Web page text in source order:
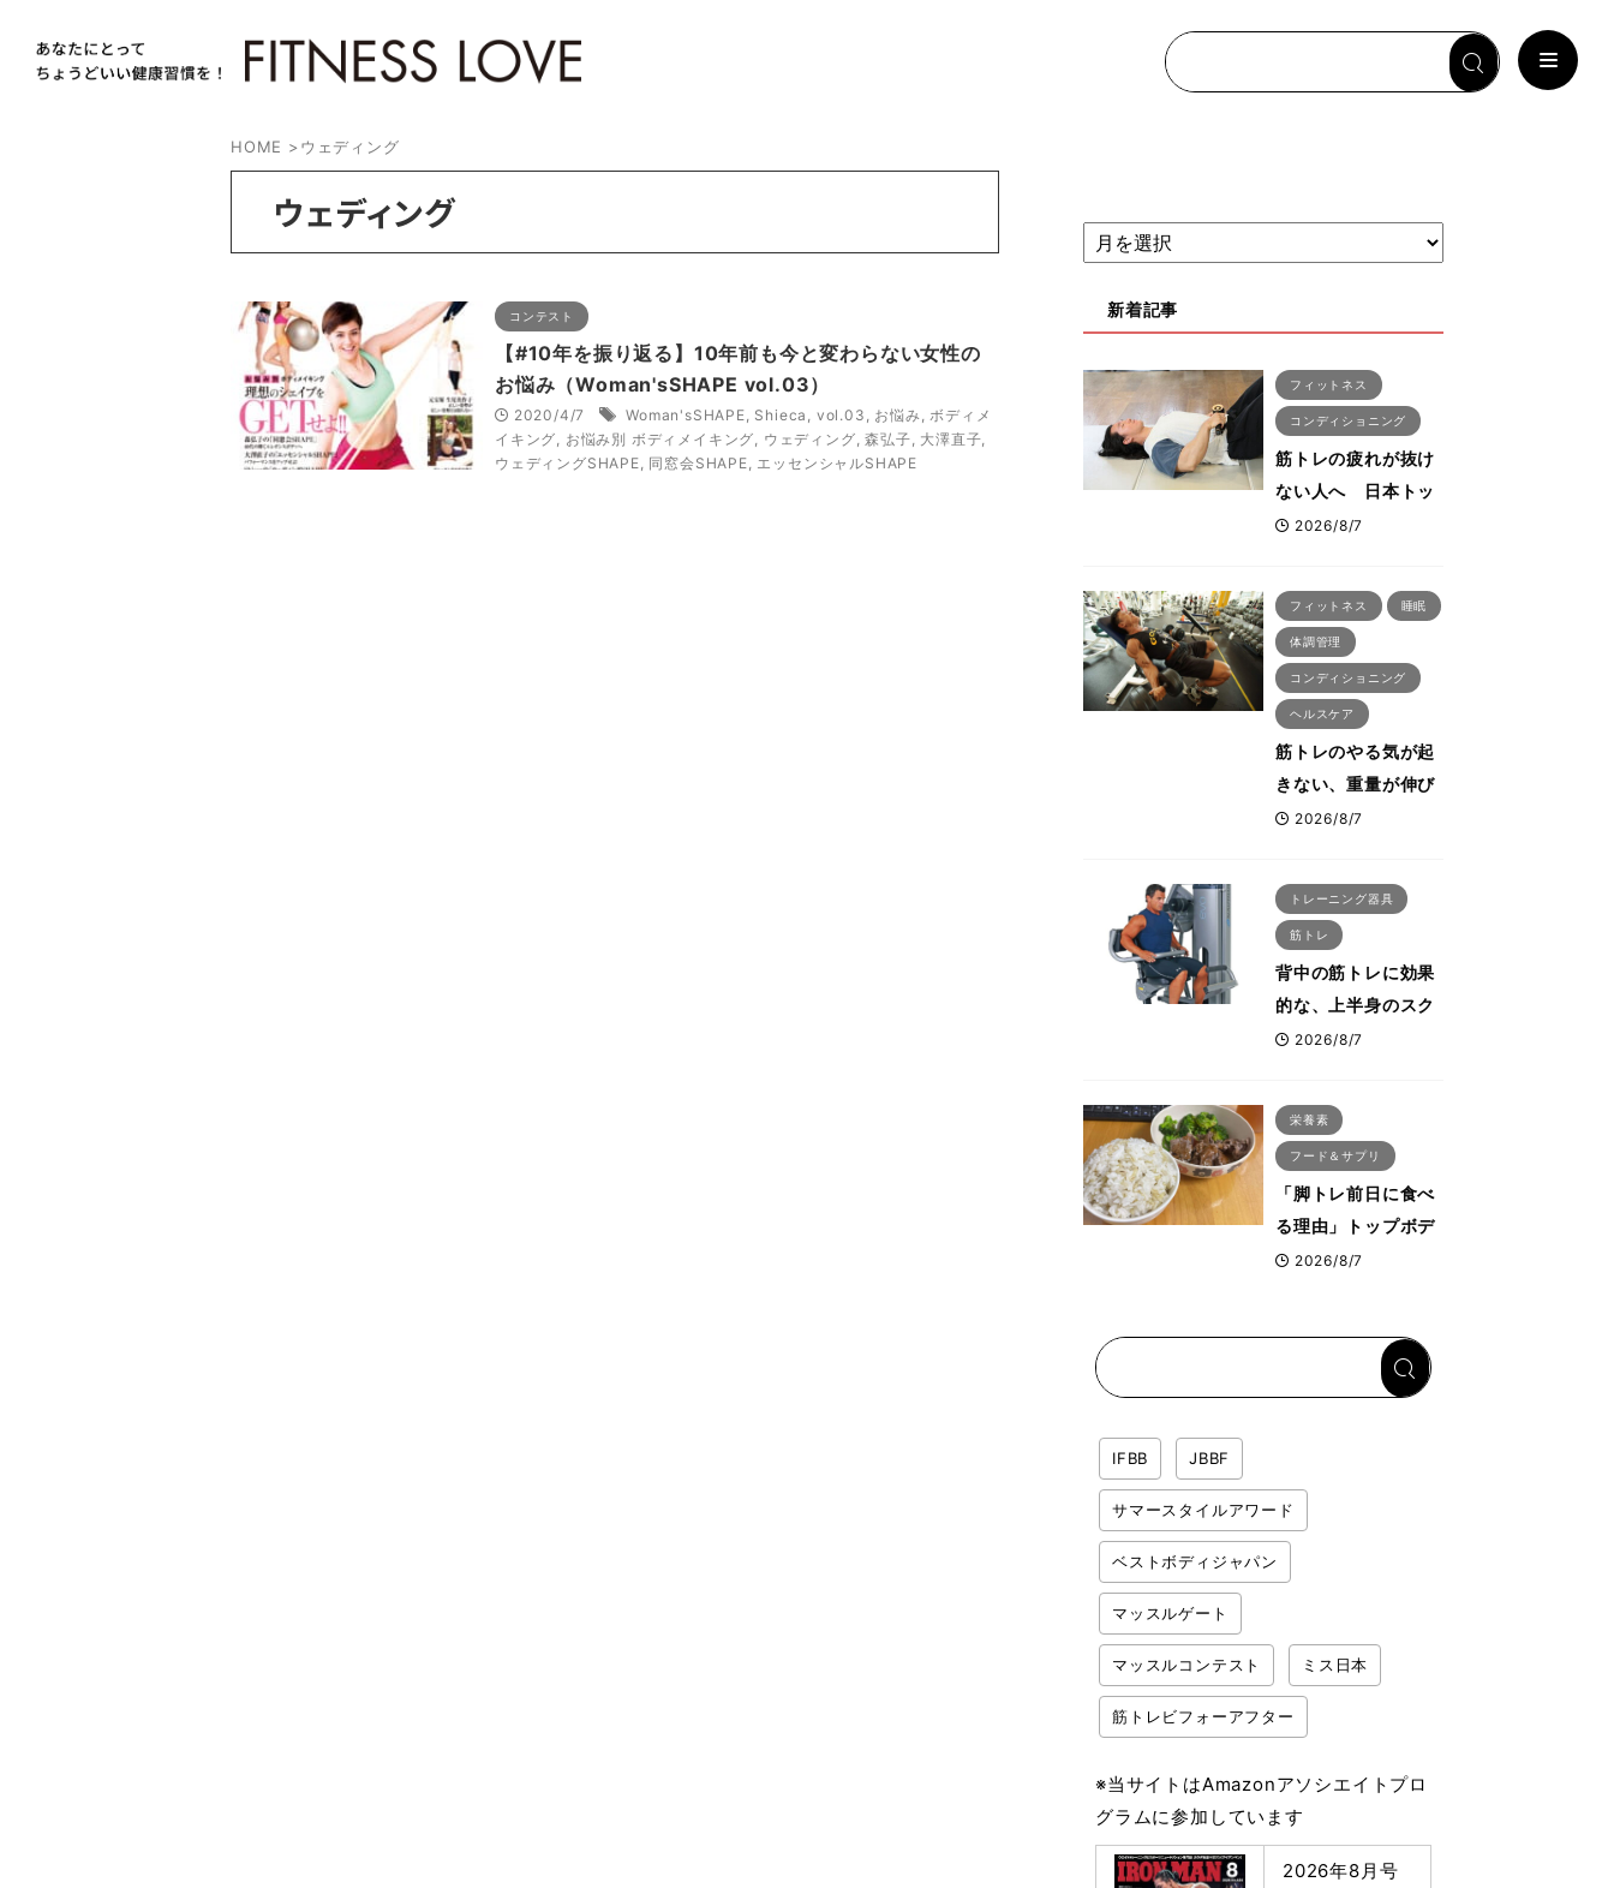
HOME >ウェディング
ウェディング
コンテスト
【#10年を振り返る】10年前も今と変わらない女性の
お悩み（Woman'sSHAPE vol.03）
2020/4/7 Woman'sSHAPE, Shieca , vol.03 , お悩み,ボディメ
イキング, お悩み別 ボディメイキング, ウェディング,森弘子, 大澤直子,
ウェディングSHAPE, 同窓会SHAPE, エッセンシャルSHAPE
新着記事
フィットネス
コンディショニング
筋トレの疲れが抜け
ない人へ 日本トッ
プボディビルダー・
る「回復習慣」
2026/8/7
フィットネス 睡眠
体調管理
コンディショニング
ヘルスケア
筋トレのやる気が起
きない、重量が伸び
ない ボディビル世
える食事・睡眠・呼
吸の整え方
2026/8/7
トレーニング器具
筋トレ
背中の筋トレに効果
的な、上半身のスク
ワットとも言われた
ス・プルオーバーマ
シン”とは？
2026/8/7
栄養素
フード＆サプリ
「脚トレ前日に食べ
る理由」トップボデ
ィビルダーが愛用す
2026/8/7
IFBB JBBF
サマースタイルアワード
ベストボディジャパン
マッスルゲート
マッスルコンテスト ミス日本
筋トレビフォーアフター
※当サイトはAmazonアソシエイトプロ
グラムに参加しています
2026年8月号